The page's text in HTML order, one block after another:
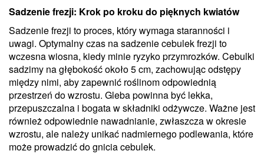
Sadzenie frezji: Krok po kroku do pięknych kwiatów
Sadzenie frezji to proces, który wymaga staranności i
uwagi. Optymalny czas na sadzenie cebulek frezji to
wczesna wiosna, kiedy minie ryzyko przymrozków. Cebulki
sadzimy na głębokość około 5 cm, zachowując odstępy
między nimi, aby zapewnić roślinom odpowiednią
przestrzeń do wzrostu. Gleba powinna być lekka,
przepuszczalna i bogata w składniki odżywcze. Ważne jest
również odpowiednie nawadnianie, zwłaszcza w okresie
wzrostu, ale należy unikać nadmiernego podlewania, które
może prowadzić do gnicia cebulek.